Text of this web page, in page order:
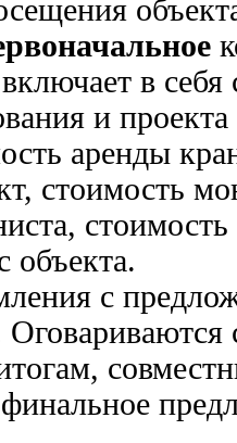
в себя
и
аренды
стоимость
объекта.
с